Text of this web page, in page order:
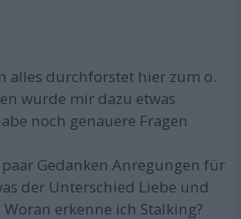
alles durchforstet hier zum o.
wurde mir dazu etwas
noch genauere Fragen
Gedanken Anregungen für
der Unterschied Liebe und
erkenne ich Stalking?